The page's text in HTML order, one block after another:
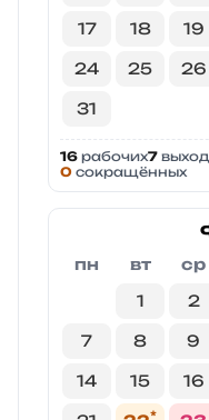
17 18 19
24 25 26
31
16 рабочих7
0 сокращённых
пн вт ср
1
2
7 8 9
14 15 16
*